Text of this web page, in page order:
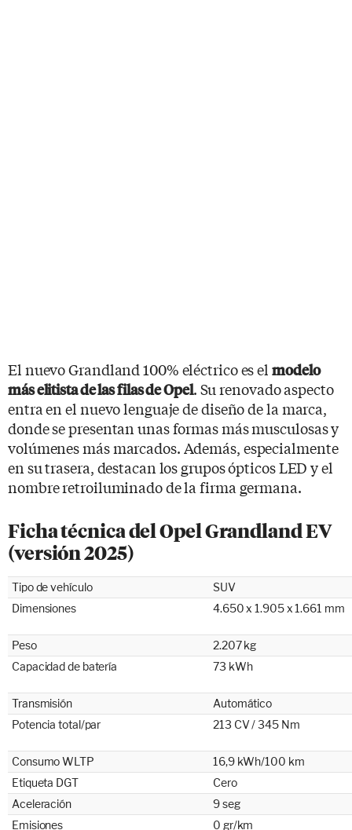
El nuevo Grandland 100% eléctrico es el modelo
más elitista de las filas de Opel. Su renovado aspecto
entra en el nuevo lenguaje de diseño de la marca,
donde se presentan unas formas más musculosas y
volúmenes más marcados. Además, especialmente
en su trasera, destacan los grupos ópticos LED y el
nombre retroiluminado de la firma germana.
Ficha técnica del Opel Grandland EV
(versión 2025)
Tipo de vehículo
SUV
Dimensiones
4.650 x 1.905 x 1.661 mm
Peso
2.207 kg
Capacidad de batería
73 kWh
Transmisión
Automático
Potencia total/par
213 CV / 345 Nm
Consumo WLTP
16,9 kWh/100 km
Etiqueta DGT
Cero
Aceleración
9 seg
Emisiones
0 gr/km